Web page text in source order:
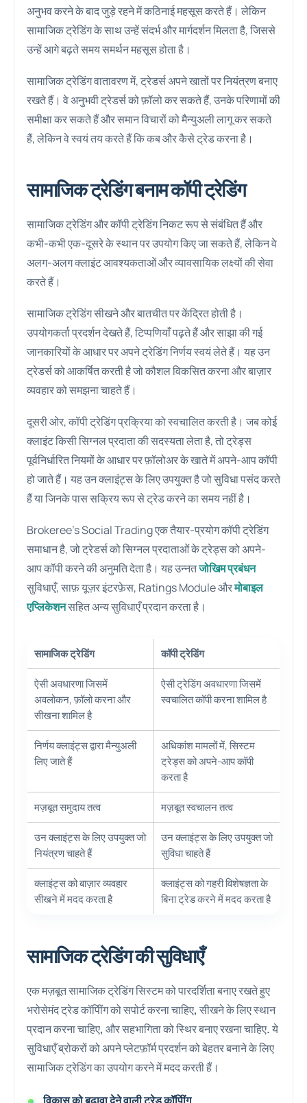
अनुभव करने के बाद जुड़े रहने में कठिनाई महसूस करते हैं। लेकिन
सामाजिक ट्रेडिंग के साथ उन्हें संदर्भ और मार्गदर्शन मिलता है, जिससे
उन्हें आगे बढ़ते समय समर्थन महसूस होता है।
सामाजिक ट्रेडिंग वातावरण में, ट्रेडर्स अपने खातों पर नियंत्रण बनाए
रखते हैं। वे अनुभवी ट्रेडर्स को फ़ॉलो कर सकते हैं, उनके परिणामों की
समीक्षा कर सकते हैं और समान विचारों को मैन्युअली लागू कर सकते
हैं, लेकिन वे स्वयं तय करते हैं कि कब और कैसे ट्रेड करना है।
सामाजिक ट्रेडिंग बनाम कॉपी ट्रेडिंग
सामाजिक ट्रेडिंग और कॉपी ट्रेडिंग निकट रूप से संबंधित हैं और
कभी-कभी एक-दूसरे के स्थान पर उपयोग किए जा सकते हैं, लेकिन वे
अलग-अलग क्लाइंट आवश्यकताओं और व्यावसायिक लक्ष्यों की सेवा
करते हैं।
सामाजिक ट्रेडिंग सीखने और बातचीत पर केंद्रित होती है।
उपयोगकर्ता प्रदर्शन देखते हैं, टिप्पणियाँ पढ़ते हैं और साझा की गई
जानकारियों के आधार पर अपने ट्रेडिंग निर्णय स्वयं लेते हैं। यह उन
ट्रेडर्स को आकर्षित करती है जो कौशल विकसित करना और बाज़ार
व्यवहार को समझना चाहते हैं।
दूसरी ओर, कॉपी ट्रेडिंग प्रक्रिया को स्वचालित करती है। जब कोई
क्लाइंट किसी सिग्नल प्रदाता की सदस्यता लेता है, तो ट्रेड्स
पूर्वनिर्धारित नियमों के आधार पर फ़ॉलोअर के खाते में अपने-आप कॉपी
हो जाते हैं। यह उन क्लाइंट्स के लिए उपयुक्त है जो सुविधा पसंद करते
हैं या जिनके पास सक्रिय रूप से ट्रेड करने का समय नहीं है।
Brokeree’s Social Trading एक तैयार-प्रयोग कॉपी ट्रेडिंग
समाधान है, जो ट्रेडर्स को सिग्नल प्रदाताओं के ट्रेड्स को अपने-
आप कॉपी करने की अनुमति देता है। यह उन्नतजोखिम प्रबंधन
सुविधाएँ, साफ़ यूज़र इंटरफ़ेस, Ratings Module औरमोबाइल
एप्लिकेशनसहित अन्य सुविधाएँ प्रदान करता है।
सामाजिक ट्रेडिंग कॉपी ट्रेडिंग
ऐसी अवधारणा जिसमें
अवलोकन, फ़ॉलो करना और
सीखना शामिल है
ऐसी ट्रेडिंग अवधारणा जिसमें
स्वचालित कॉपी करना शामिल है
निर्णय क्लाइंट्स द्वारा मैन्युअली
लिए जाते हैं
अधिकांश मामलों में, सिस्टम
ट्रेड्स को अपने-आप कॉपी
करता है
मज़बूत समुदाय तत्व मज़बूत स्वचालन तत्व
उन क्लाइंट्स के लिए उपयुक्त जो
नियंत्रण चाहते हैं
उन क्लाइंट्स के लिए उपयुक्त जो
सुविधा चाहते हैं
क्लाइंट्स को बाज़ार व्यवहार
सीखने में मदद करता है
क्लाइंट्स को गहरी विशेषज्ञता के
बिना ट्रेड करने में मदद करता है
सामाजिक ट्रेडिंग की सुविधाएँ
एक मज़बूत सामाजिक ट्रेडिंग सिस्टम को पारदर्शिता बनाए रखते हुए
भरोसेमंद ट्रेड कॉपीिंग को सपोर्ट करना चाहिए, सीखने के लिए स्थान
प्रदान करना चाहिए, औरसहभागिता को स्थिर बनाए रखना चाहिए.ये
सुविधाएँ ब्रोकरों को अपने प्लेटफ़ॉर्म प्रदर्शन को बेहतर बनाने के लिए
सामाजिक ट्रेडिंग का उपयोग करने में मदद करती हैं।